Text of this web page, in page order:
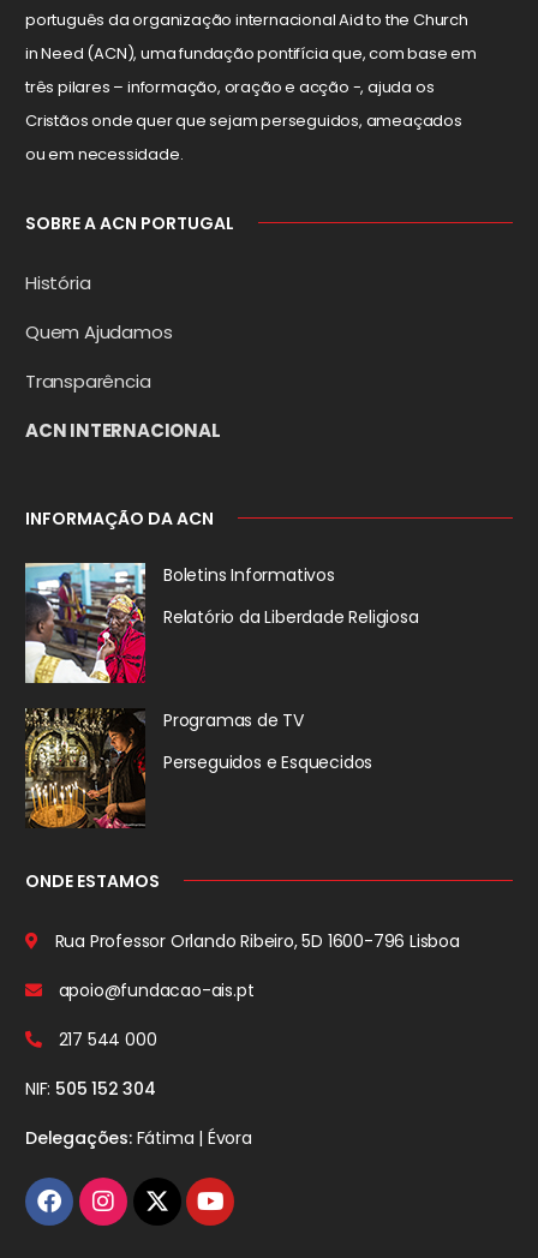
português da organização internacional Aid to the Church
in Need (ACN), uma fundação pontifícia que, com base em
três pilares – informação, oração e acção -, ajuda os
Cristãos onde quer que sejam perseguidos, ameaçados
ou em necessidade.
SOBRE A ACN PORTUGAL
História
Quem Ajudamos
Transparência
ACN INTERNACIONAL
INFORMAÇÃO DA ACN
Boletins Informativos
Relatório da Liberdade Religiosa
Programas de TV
Perseguidos e Esquecidos
ONDE ESTAMOS
Rua Professor Orlando Ribeiro, 5D 1600-796 Lisboa
apoio@fundacao-ais.pt
217 544 000
NIF: 505 152 304
Delegações:Fátima | Évora